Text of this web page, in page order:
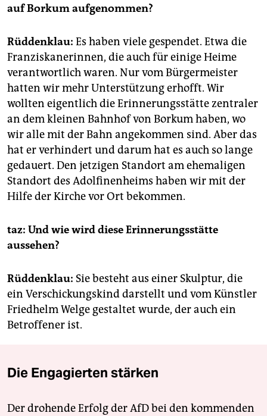
auf Borkum aufgenommen?
Rüddenklau: Es haben viele gespendet. Etwa die
Franziskanerinnen, die auch für einige Heime
verantwortlich waren. Nur vom Bürgermeister
hatten wir mehr Unterstützung erhofft. Wir
wollten eigentlich die Erinnerungsstätte zentraler
an dem kleinen Bahnhof von Borkum haben, wo
wir alle mit der Bahn angekommen sind. Aber das
hat er verhindert und darum hat es auch so lange
gedauert. Den jetzigen Standort am ehemaligen
Standort des Adolfinenheims haben wir mit der
Hilfe der Kirche vor Ort bekommen.
taz: Und wie wird diese Erinnerungsstätte
aussehen?
Rüddenklau: Sie besteht aus einer Skulptur, die
ein Verschickungskind darstellt und vom Künstler
Friedhelm Welge gestaltet wurde, der auch ein
Betroffener ist.
Die Engagierten stärken
Der drohende Erfolg der AfD bei den kommenden